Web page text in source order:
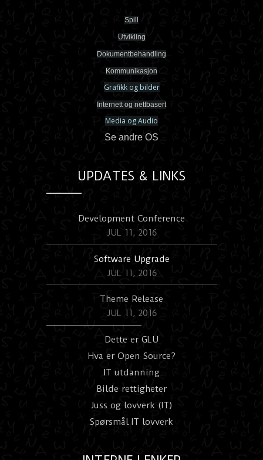
Spill
Utvikling
Dokumentbehandling
Kommunikasjon
Grafikk og bilder
Internett og nettbasert
Media og Audio
Se andre OS
UPDATES & LINKS
Development Conference
JUL 11, 2016
Software Upgrade
JUL 11, 2016
Theme Release
JUL 11, 2016
Dette er GLU
Hva er Open Source?
IT utdanning
Bilde rettigheter
Juss og lovverk (IT)
Spørsmål IT lovverk